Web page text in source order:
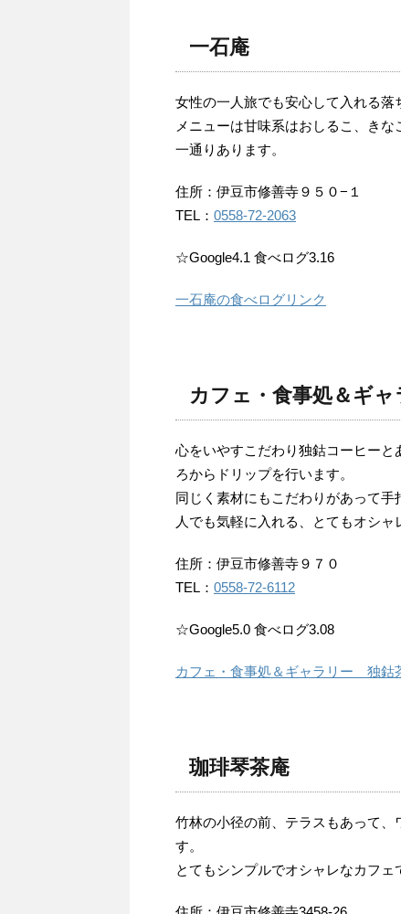
一石庵
女性の一人旅でも安心して入れる落
メニューは甘味系はおしるこ、き
一通りあります。
住所：伊豆市修善寺９５０−１
TEL： 0558-72-2063
☆Google4.1 食べログ3.16
一石庵の食べログリンク
カフェ・食事処＆ギ
心をいやすこだわり独鈷コーヒーと
ろからドリップを行います。
同じく素材にもこだわりがあって
人でも気軽に入れる、とてもオシャ
住所：伊豆市修善寺９７０
TEL： 0558-72-6112
☆Google5.0 食べログ3.08
カフェ・食事処＆ギャラリー 独鈷
珈琲琴茶庵
竹林の小径の前、テラスもあって
す。
とてもシンプルでオシャレなカフェ